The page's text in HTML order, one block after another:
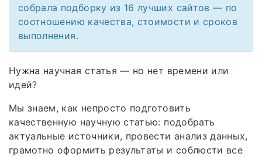
собрала подборку из 16 лучших сайтов — по
соотношению качества, стоимости и сроков
выполнения.
Нужна научная статья — но нет времени или
идей?
Мы знаем, как непросто подготовить
качественную научную статью: подобрать
актуальные источники, провести анализ данных,
грамотно оформить результаты и соблюсти все